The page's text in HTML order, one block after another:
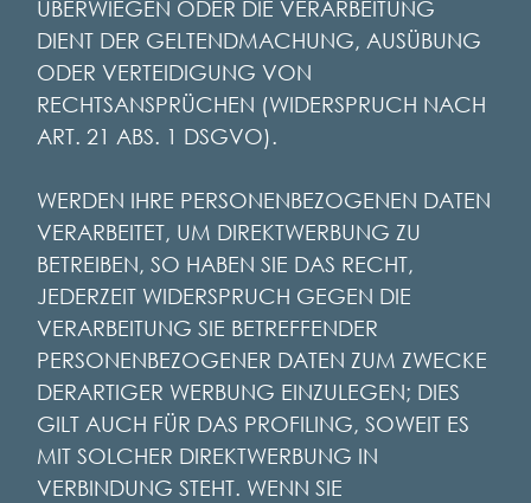
ÜBERWIEGEN ODER DIE VERARBEITUNG
DIENT DER GELTENDMACHUNG, AUSÜBUNG
ODER VERTEIDIGUNG VON
RECHTSANSPRÜCHEN (WIDERSPRUCH NACH
ART. 21 ABS. 1 DSGVO).
WERDEN IHRE PERSONENBEZOGENEN DATEN
VERARBEITET, UM DIREKTWERBUNG ZU
BETREIBEN, SO HABEN SIE DAS RECHT,
JEDERZEIT WIDERSPRUCH GEGEN DIE
VERARBEITUNG SIE BETREFFENDER
PERSONENBEZOGENER DATEN ZUM ZWECKE
DERARTIGER WERBUNG EINZULEGEN; DIES
GILT AUCH FÜR DAS PROFILING, SOWEIT ES
MIT SOLCHER DIREKTWERBUNG IN
VERBINDUNG STEHT. WENN SIE